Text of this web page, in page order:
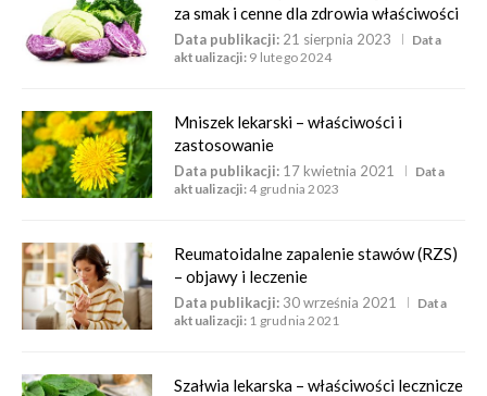
za smak i cenne dla zdrowia właściwości
Data publikacji: 21 sierpnia 2023
Data
aktualizacji: 9 lutego 2024
Mniszek lekarski – właściwości i
zastosowanie
Data publikacji: 17 kwietnia 2021
Data
aktualizacji:4 grudnia 2023
Reumatoidalne zapalenie stawów (RZS)
– objawy i leczenie
Data publikacji: 30 września 2021
Data
aktualizacji: 1 grudnia 2021
Szałwia lekarska – właściwości lecznicze